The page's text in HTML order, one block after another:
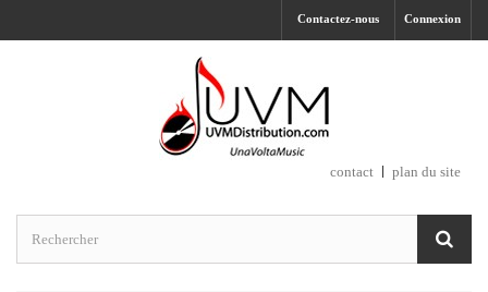
Connexion
Contactez-nous
contact plan du site